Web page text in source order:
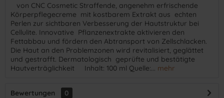
​ von CNC Cosmetic Straffende, angenehm erfrischende
Körperpflegecreme mit kostbarem Extrakt aus echten
Perlen zur sichtbaren Verbesserung der Hautstruktur bei
Cellulite. Innovative Pflanzenextrakte aktivieren den
Fettabbau und fördern den Abtransport von Zellschlacken.
Die Haut an den Problemzonen wird revitalisiert, geglättet
und gestrafft. Dermatologisch geprüfte und bestätigte
Hautverträglichkeit Inhalt: 100 ml Quelle:... mehr
Bewertungen
0